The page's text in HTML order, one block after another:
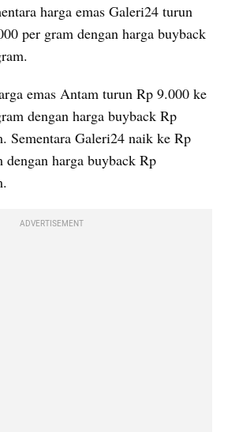
harga emas Galeri24 turun
per gram dengan harga buyback
emas Antam turun Rp 9.000 ke
dengan harga buyback Rp
Sementara Galeri24 naik ke Rp
dengan harga buyback Rp
ADVERTISEMENT